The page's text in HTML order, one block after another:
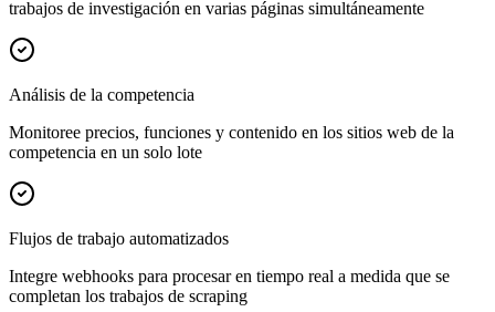
trabajos de investigación en varias páginas simultáneamente
Análisis de la competencia
Monitoree precios, funciones y contenido en los sitios web de la
competencia en un solo lote
Flujos de trabajo automatizados
Integre webhooks para procesar en tiempo real a medida que se
completan los trabajos de scraping